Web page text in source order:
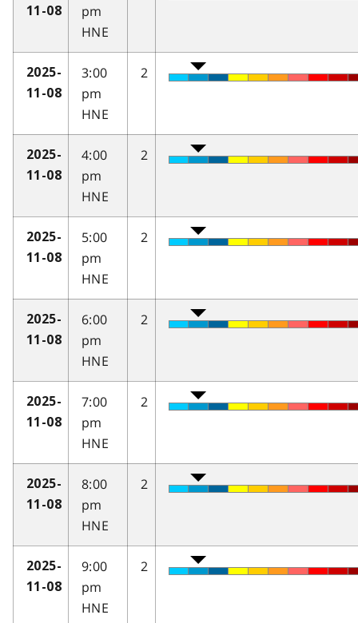
11-08
pm
HNE
2025-
11-08
3:00
pm
HNE
2
2025-
11-08
4:00
pm
HNE
2
2025-
11-08
5:00
pm
HNE
2
2025-
11-08
6:00
pm
HNE
2
2025-
11-08
7:00
pm
HNE
2
2025-
11-08
8:00
pm
HNE
2
2025-
11-08
9:00
pm
HNE
2